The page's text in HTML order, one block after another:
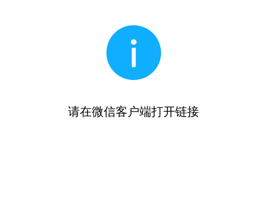
请在微信客户端打开链接